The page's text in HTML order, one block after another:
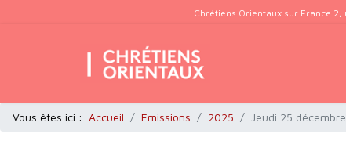
Chrétiens Orientaux sur France
Vous êtes ici : Accueil Emissions 2025 Jeudi 25